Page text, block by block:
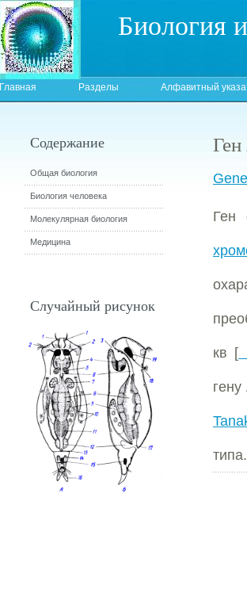
Биология
Главная Разделы Алфавитный
Ген
кв [
типа.
Содержание
Общая биология
Биология человека
Молекулярная биология
Медицина
Случайный рисунок